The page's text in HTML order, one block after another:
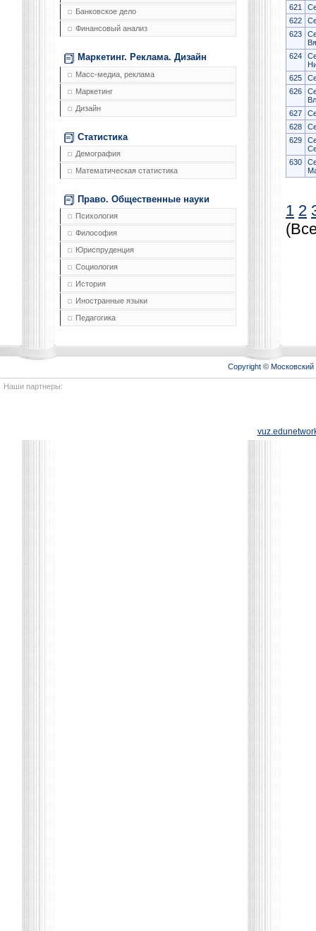
Банковское дело
Финансовый анализ
Маркетинг. Реклама. Дизайн
Масс-медиа, реклама
Маркетинг
Дизайн
Статистика
Демография
Математическая статистика
Право. Общественные науки
Психология
Философия
Юриспруденция
Социология
История
Иностранные языки
Педагогика
621
622
623
624
625
626
627
628
629
630
1 2
Copyright ©
Наши партнеры: